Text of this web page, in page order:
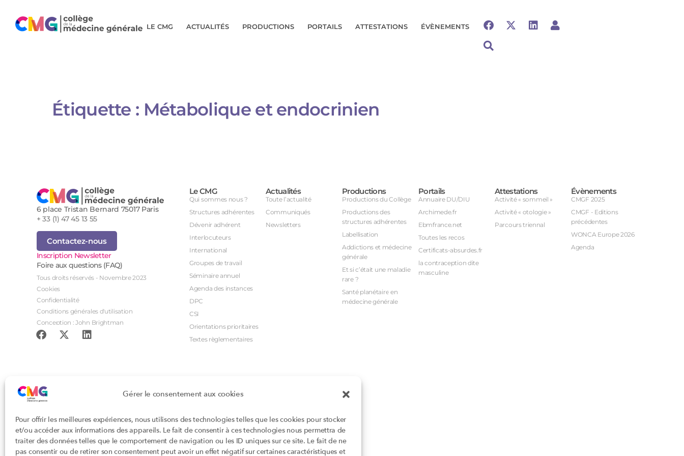
Gérer le consentement aux cookies
Pour offrir les meilleures expériences, nous utilisons des technologies telles que les cookies pour stocker
et/ou accéder aux informations des appareils. Le fait de consentir à ces technologies nous permettra de
traiter des données telles que le comportement de navigation ou les ID uniques sur ce site. Le fait de ne
pas consentir ou de retirer son consentement peut avoir un effet négatif sur certaines caractéristiques et
LE CMG ACTUALITÉS PRODUCTIONS PORTAILS ATTESTATIONS ÉVÈNEMENTS
Étiquette : Métabolique et endocrinien
6 place Tristan Bernard 75017 Paris
+ 33 (1) 47 45 13 55
Contactez-nous
Inscription Newsletter
Foire aux questions (FAQ)
Tous droits réservés - Novembre 2023
Cookies
Confidentialité
Conditions générales d'utilisation
Conception : John Brightman
Le CMG
Qui sommes nous ?
Structures adhérentes
Dévenir adhérent
Interlocuteurs
International
Groupes de travail
Séminaire annuel
Agenda des instances
DPC
CSI
Orientations prioritaires
Textes règlementaires
Actualités
Toute l’actualité
Communiqués
Newsletters
Productions
Productions du Collège
Productions des
structures adhérentes
Labellisation
Addictions et médecine
générale
Et si c’était une maladie
rare ?
Santé planétaire en
médecine générale
Portails
Annuaire DU/DIU
Archimede.fr
Ebmfrance.net
Toutes les recos
Certificats-absurdes.fr
la contraception dite
masculine
Attestations
Activité « sommeil »
Activité « otologie »
Parcours triennal
Évènements
CMGF 2025
CMGF - Editions
précédentes
WONCA Europe 2026
Agenda